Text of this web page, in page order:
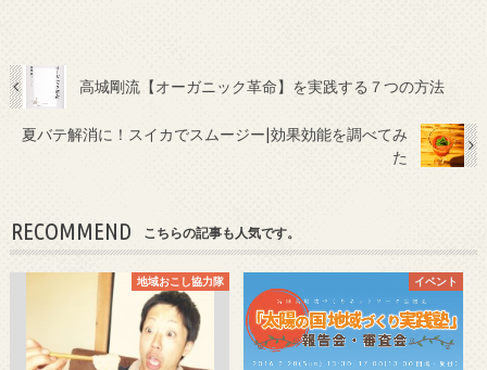
高城剛流【オーガニック革命】を実践する７つの方法
夏バテ解消に！スイカでスムージー|効果効能を調べてみ
た
RECOMMEND こちらの記事も人気です。
地域おこし協力隊 イベント